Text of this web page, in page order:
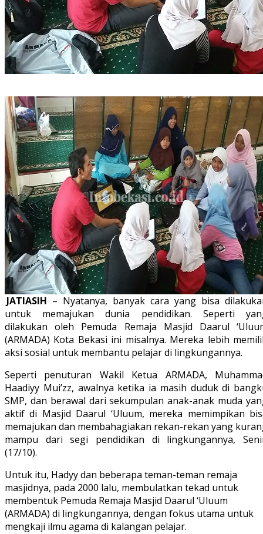
JATIASIH – Nyatanya, banyak cara yang bisa
untuk memajukan dunia pendidikan. Seperti
dilakukan oleh Pemuda Remaja Masjid Daarul
(ARMADA) Kota Bekasi ini misalnya. Mereka lebih
aksi sosial untuk membantu pelajar di lingkungannya.
Seperti penuturan Wakil Ketua ARMADA,
Haadiyy Mui’zz, awalnya ketika ia masih duduk di
SMP, dan berawal dari sekumpulan anak-anak muda
aktif di Masjid Daarul ‘Uluum, mereka memimpikan
memajukan dan membahagiakan rekan-rekan yang
mampu dari segi pendidikan di lingkungannya,
(17/10).
Untuk itu, Hadyy dan beberapa teman-teman remaja
masjidnya, pada 2000 lalu, membulatkan tekad untuk
membentuk Pemuda Remaja Masjid Daarul ‘Uluum
(ARMADA) di lingkungannya, dengan fokus utama untuk
mengkaji ilmu agama di kalangan pelajar.